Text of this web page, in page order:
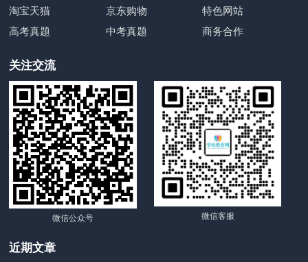
淘宝天猫
京东购物
特色网站
高考真题
中考真题 商务合作
关注交流
微信公众号 微信客服
近期文章